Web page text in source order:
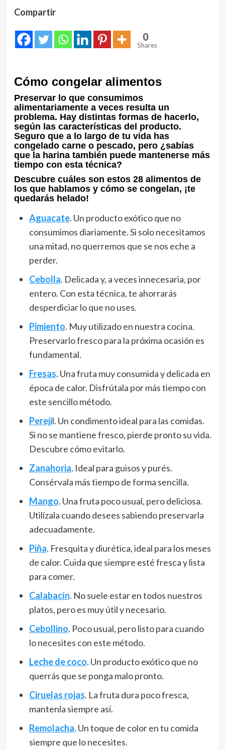
Compartir
0
Shares
Cómo congelar alimentos
Preservar lo que consumimos
alimentariamente a veces resulta un
problema. Hay distintas formas de hacerlo,
según las características del producto.
Seguro que a lo largo de tu vida has
congelado carne o pescado, pero ¿sabías
que la harina también puede mantenerse más
tiempo con esta técnica?
Descubre cuáles son estos 28 alimentos de
los que hablamos y cómo se congelan, ¡te
quedarás helado!
Aguacate. Un producto exótico que no
consumimos diariamente. Si solo necesitamos
una mitad, no querremos que se nos eche a
perder.
Cebolla. Delicada y, a veces innecesaria, por
entero. Con esta técnica, te ahorrarás
desperdiciar lo que no uses.
Pimiento. Muy utilizado en nuestra cocina.
Preservarlo fresco para la próxima ocasión es
fundamental.
Fresas. Una fruta muy consumida y delicada en
época de calor. Disfrútala por más tiempo con
este sencillo método.
Perejil. Un condimento ideal para las comidas.
Si no se mantiene fresco, pierde pronto su vida.
Descubre cómo evitarlo.
Zanahoria. Ideal para guisos y purés.
Consérvala más tiempo de forma sencilla.
Mango. Una fruta poco usual, pero deliciosa.
Utilízala cuando desees sabiendo preservarla
adecuadamente.
Piña. Fresquita y diurética, ideal para los meses
de calor. Cuida que siempre esté fresca y lista
para comer.
Calabacín. No suele estar en todos nuestros
platos, pero es muy útil y necesario.
Cebollino. Poco usual, pero listo para cuando
lo necesites con este método.
Leche de coco. Un producto exótico que no
querrás que se ponga malo pronto.
Ciruelas rojas. La fruta dura poco fresca,
mantenla siempre así.
Remolacha. Un toque de color en tu comida
siempre que lo necesites.